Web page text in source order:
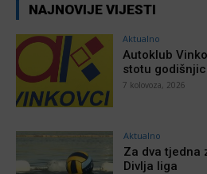
NAJNOVIJE VIJESTI
Aktualno
Autoklub
stotu
7 kolovoza, 2026
Aktualno
Za dva tjedna
Divlja liga